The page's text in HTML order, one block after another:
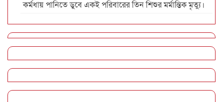
কর্মধায় পানিতে ডুবে একই পরিবারের তিন শিশুর মর্মান্তিক মৃত্যু।